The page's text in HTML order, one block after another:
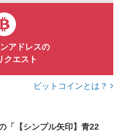
アドレスの
クエスト
ビットコインとは？
「【シンプル矢印】青22